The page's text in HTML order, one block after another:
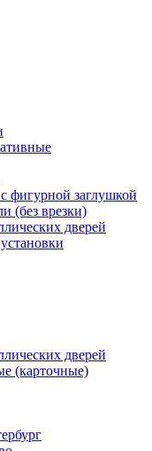
фигурной заглушкой
(без врезки)
дверей
дверей
(карточные)